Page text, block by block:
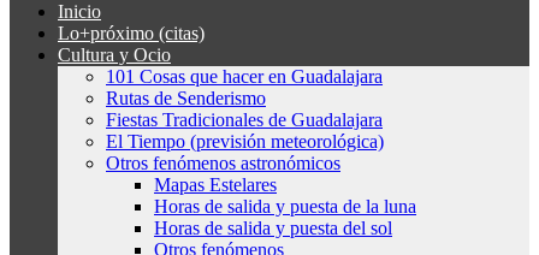
Inicio
Lo+próximo (citas)
Cultura y Ocio
101 Cosas que hacer en Guadalajara
Rutas de Senderismo
Fiestas Tradicionales de Guadalajara
El Tiempo (previsión meteorológica)
Otros fenómenos astronómicos
Mapas Estelares
Horas de salida y puesta de la luna
Horas de salida y puesta del sol
Otros fenómenos